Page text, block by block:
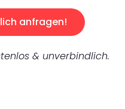
anfragen!
& unverbindlich.